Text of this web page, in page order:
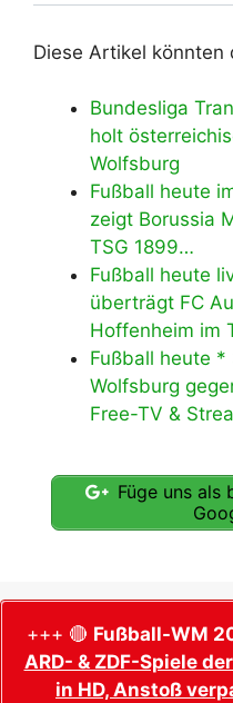
Diese Artikel könnten
Bundesliga
holt
Wolfsburg
Fußball heute
zeigt Borussia
TSG 1899…
Fußball heute
überträgt FC
Hoffenheim im
Fußball heute
Wolfsburg
Free-TV &
Füge uns als
+++ 🔴 Fußball-WM
ARD- & ZDF-Spiele
in HD, Anstoß